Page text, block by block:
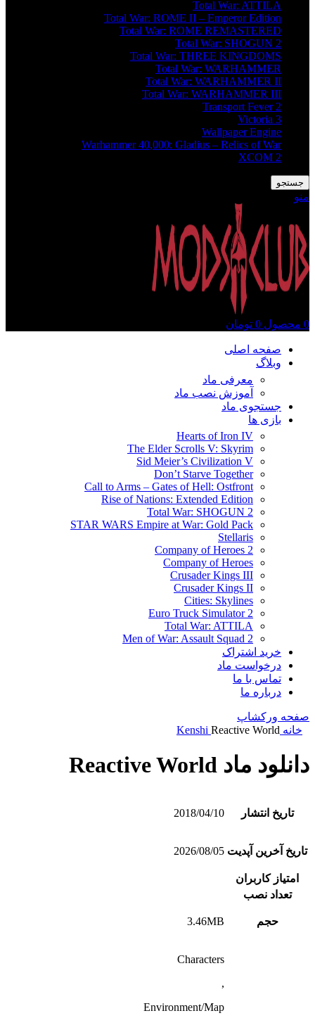
Total War: ATTILA
Total War: ROME II – Emperor Edition
Total War: ROME REMASTERED
Total War: SHOGUN 2
Total War: THREE KINGDOMS
Total War: WARHAMMER
Total War: WARHAMMER II
Total War: WARHAMMER III
Transport Fever 2
Victoria 3
Wallpaper Engine
Warhammer 40,000: Gladius – Relics of War
XCOM 2
جستجو
منو
0 محصول 0 تومان
صفحه اصلی
وبلاگ
معرفی ماد
آموزش نصب ماد
جستجوی ماد
بازی ها
Hearts of Iron IV
The Elder Scrolls V: Skyrim
Sid Meier’s Civilization V
Don’t Starve Together
Call to Arms – Gates of Hell: Ostfront
Rise of Nations: Extended Edition
Total War: SHOGUN 2
STAR WARS Empire at War: Gold Pack
Stellaris
Company of Heroes 2
Company of Heroes
Crusader Kings III
Crusader Kings II
Cities: Skylines
Euro Truck Simulator 2
Total War: ATTILA
Men of War: Assault Squad 2
خرید اشتراک
درخواست ماد
تماس با ما
درباره ما
صفحه ورکشاپ
خانه
Kenshi Reactive World
دانلود ماد Reactive World
تاریخ انتشار 2018/04/10
تاریخ آخرین آپدیت 2026/08/05
امتیاز کاربران
تعداد نصب
حجم 3.46MB
Characters
,
Environment/Map